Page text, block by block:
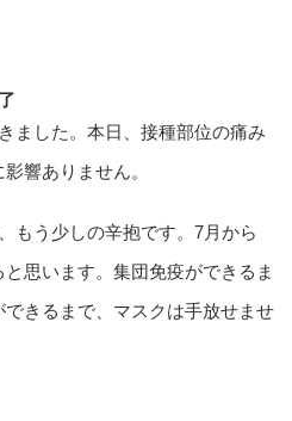
ました。本日、接種部位の痛み
響ありません。
もう少しの辛抱です。7月から
思います。集団免疫ができるま
きるまで、マスクは手放せませ